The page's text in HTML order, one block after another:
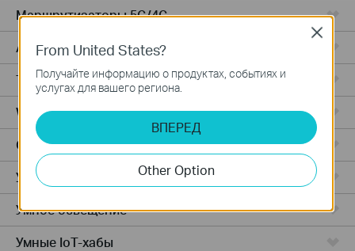
Маршрутизаторы 5G/4G
Адаптеры PCIe
Точки доступа
Wireless USB Adapters
Облачные камеры
Умные розетки
Умное освещение
Умные IoT-хабы
From United States?
Получайте информацию о продуктах, событиях и
услугах для вашего региона.
ВПЕРЕД
Other Option
Close